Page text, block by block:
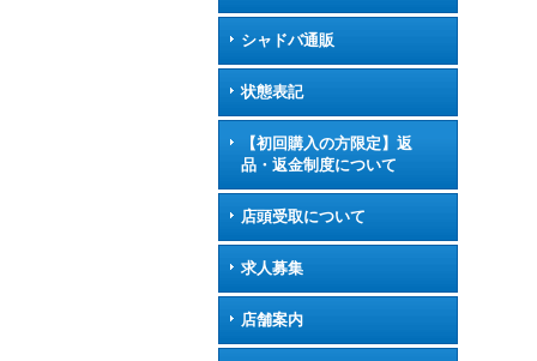
シャドバ通販
状態表記
【初回購入の方限定】返
品・返金制度について
店頭受取について
求人募集
店舗案内